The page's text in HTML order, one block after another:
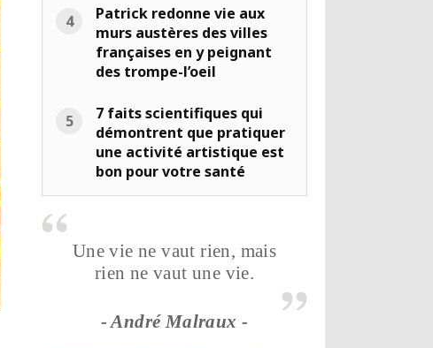
Patrick redonne vie aux
murs austères des villes
françaises en y peignant
des trompe-l’oeil
7 faits scientifiques qui
démontrent que pratiquer
une activité artistique est
bon pour votre santé
Une vie ne vaut rien, mais
rien ne vaut une vie.
- André Malraux -